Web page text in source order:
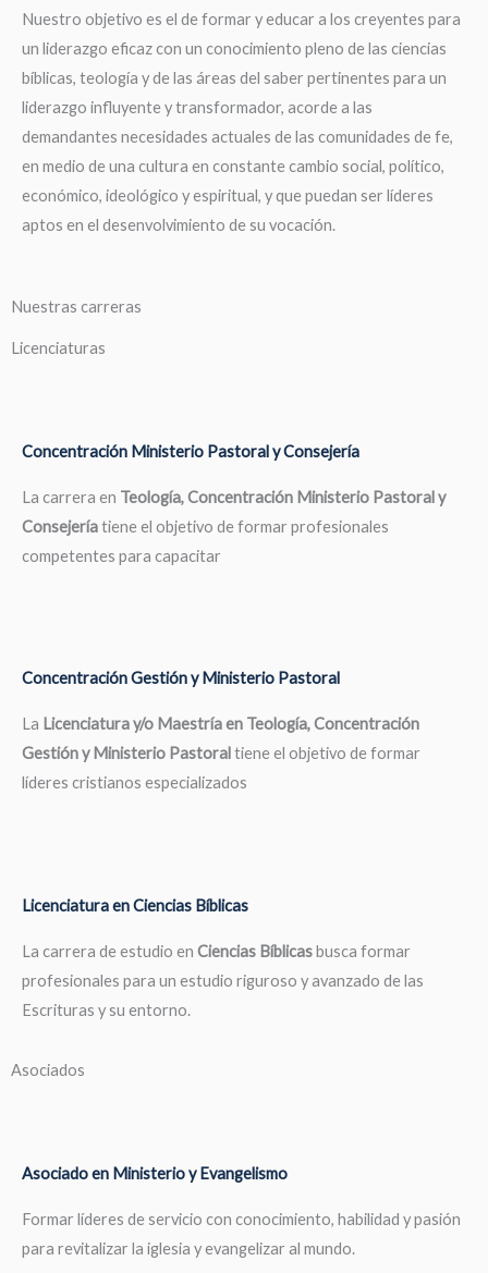
Nuestro objetivo es el de formar y educar a los creyentes para
un liderazgo eficaz con un conocimiento pleno de las ciencias
bíblicas, teología y de las áreas del saber pertinentes para un
liderazgo influyente y transformador, acorde a las
demandantes necesidades actuales de las comunidades de fe,
en medio de una cultura en constante cambio social, político,
económico, ideológico y espiritual, y que puedan ser líderes
aptos en el desenvolvimiento de su vocación.
Nuestras carreras
Licenciaturas
Concentración Ministerio Pastoral y Consejería
La carrera en Teología, Concentración Ministerio Pastoral y
Consejeríatiene el objetivo de formar profesionales
competentes para capacitar
Concentración Gestión y Ministerio Pastoral
La Licenciatura y/o Maestría en Teología, Concentración
Gestión y Ministerio Pastoraltiene el objetivo de formar
líderes cristianos especializados
Licenciatura en Ciencias Bíblicas
La carrera de estudio en Ciencias Bíblicasbusca formar
profesionales para un estudio riguroso y avanzado de las
Escrituras y su entorno.
Asociados
Asociado en Ministerio y Evangelismo
Formar líderes de servicio con conocimiento, habilidad y pasión
para revitalizar la iglesia y evangelizar al mundo.